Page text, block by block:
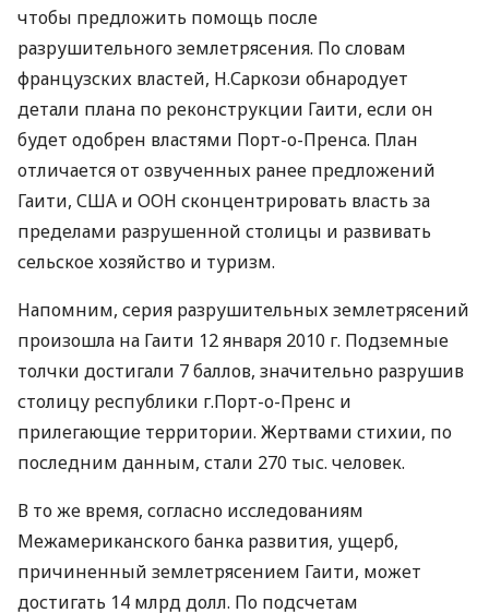
чтобы предложить помощь после
разрушительного землетрясения. По словам
французских властей, Н.Саркози обнародует
детали плана по реконструкции Гаити, если он
будет одобрен властями Порт-о-Пренса. План
отличается от озвученных ранее предложений
Гаити, США и ООН сконцентрировать власть за
пределами разрушенной столицы и развивать
сельское хозяйство и туризм.
Напомним, серия разрушительных землетрясений
произошла на Гаити 12 января 2010 г. Подземные
толчки достигали 7 баллов, значительно разрушив
столицу республики г.Порт-о-Пренс и
прилегающие территории. Жертвами стихии, по
последним данным, стали 270 тыс. человек.
В то же время, согласно исследованиям
Межамериканского банка развития, ущерб,
причиненный землетрясением Гаити, может
достигать 14 млрд долл. По подсчетам